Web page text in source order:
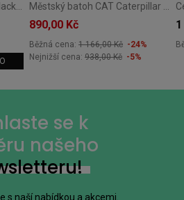
Městský batoh Converse Black 10026011-A01
Městský batoh CAT Caterpillar V-Power Cabin Cargo černý
890,00 Kč
Běžná cena: 1 166,00 Kč -24%
Nejnižší cena: 938,00 Kč -5%
se k
našeho
s naší nabídkou a akcemi.